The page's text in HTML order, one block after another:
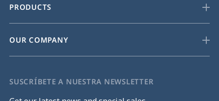
PRODUCTS
OUR COMPANY
SUSCRÍBETE A NUESTRA NEWSLETTER